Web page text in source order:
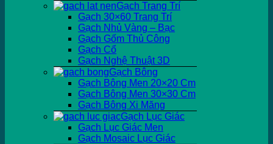
Gạch Trang Trí
Gạch 30×60 Trang Trí
Gạch Nhủ Vàng – Bạc
Gạch Gốm Thủ Công
Gạch Cổ
Gạch Nghệ Thuật 3D
Gạch Bông
Gạch Bông Men 20×20 Cm
Gạch Bông Men 30×30 Cm
Gạch Bông Xi Măng
Gạch Lục Giác
Gạch Lục Giác Men
Gạch Mosaic Lục Giác